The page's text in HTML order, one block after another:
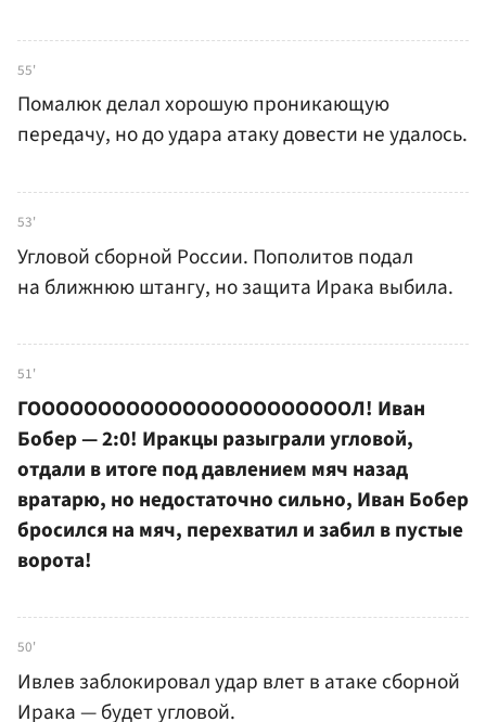
55'
Помалюк делал хорошую проникающую
передачу, но до удара атаку довести не удалось.
53'
Угловой сборной России. Пополитов подал
на ближнюю штангу, но защита Ирака выбила.
51'
ГОООООООООООООООООООООООЛ! Иван
Бобер — 2:0! Иракцы разыграли угловой,
отдали в итоге под давлением мяч назад
вратарю, но недостаточно сильно, Иван Бобер
бросился на мяч, перехватил и забил в пустые
ворота!
50'
Ивлев заблокировал удар влет в атаке сборной
Ирака — будет угловой.